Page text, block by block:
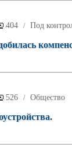
404 / Под
526 / Общество